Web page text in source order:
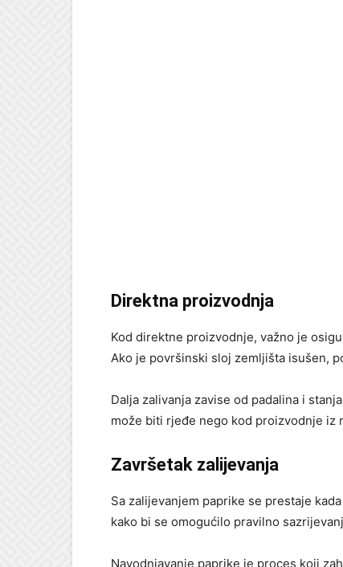
Direktna proizvodnja
Kod direktne proizvodnje, važno je
Ako je površinski sloj zemljišta isušen,
Dalja zalivanja zavise od padalina i
može biti rjeđe nego kod proizvodnje iz
Završetak zalijevanja
Sa zalijevanjem paprike se prestaje
kako bi se omogućilo pravilno
Navodnjavanje paprike je proces koji